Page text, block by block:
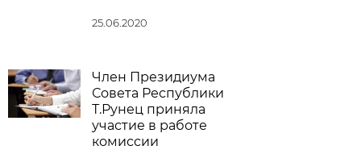
25.06.2020
Член Президиума
Совета Республики
Т.Рунец приняла
участие в работе
комиссии